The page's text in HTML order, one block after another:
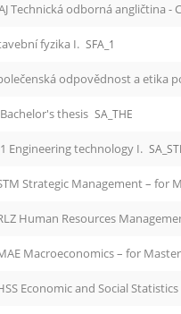
fyzika I. SFA_1
odpovědnost a etika
Bachelor's thesis SA_THE
Engineering technology I.
Economic and Social Statistics